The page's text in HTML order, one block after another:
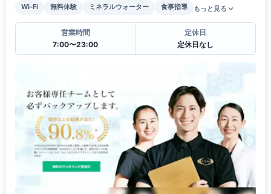
Wi-Fi
無料体験 ミネラルウォーター 食事指導 もっと見る
営業時間
7:00〜23:00
定休日
定休日なし